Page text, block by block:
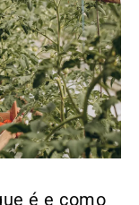
é e como